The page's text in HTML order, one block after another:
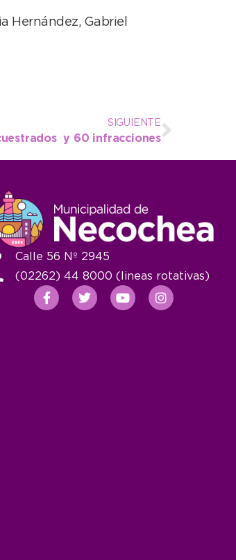
Hernández, Gabriel
SIGUIENTE
y 60 infracciones
Calle 56 Nº 2945
(02262) 44 8000 (lineas rotativas)